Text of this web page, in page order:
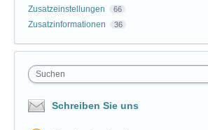
Zusatzeinstellungen 66
Zusatzinformationen 36
Suchen
Schreiben Sie uns